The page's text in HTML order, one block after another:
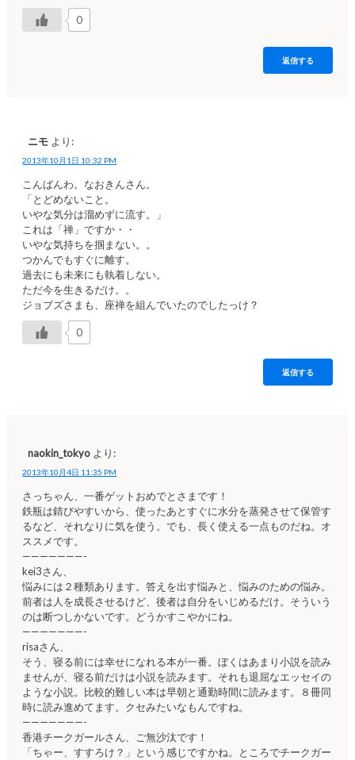
0
返信する
ニモ より:
2013年10月1日 10:32 PM
こんばんわ。なおきんさん。
「とどめないこと。
いやな気分は溜めずに流す。」
これは「禅」ですか・・
いやな気持ちを掴まない。。
つかんでもすぐに離す。
過去にも未来にも執着しない。
ただ今を生きるだけ。。
ジョブズさまも、座禅を組んでいたのでしたっけ？
0
返信する
naokin_tokyo より:
2013年10月4日 11:35 PM
さっちゃん、一番ゲットおめでとさまです！
鉄瓶は錆びやすいから、使ったあとすぐに水分を蒸発させて保管す
るなど、それなりに気を使う。でも、長く使える一点ものだね。オ
ススメです。
———————-
kei3さん、
悩みには２種類あります。答えを出す悩みと、悩みのための悩み。
前者は人を成長させるけど、後者は自分をいじめるだけ。そういう
のは断つしかないです。どうかすこやかにね。
———————-
risaさん、
そう、寝る前には幸せになれる本が一番。ぼくはあまり小説を読み
ませんが、寝る前だけは小説を読みます。それも退屈なエッセイの
ような小説。比較的難しい本は早朝と通勤時間に読みます。８冊同
時に読み進めてます。クセみたいなもんですね。
———————-
香港チークガールさん、ご無沙汰です！
「ちゃー、すすろけ？」という感じですかね。ところでチークガー